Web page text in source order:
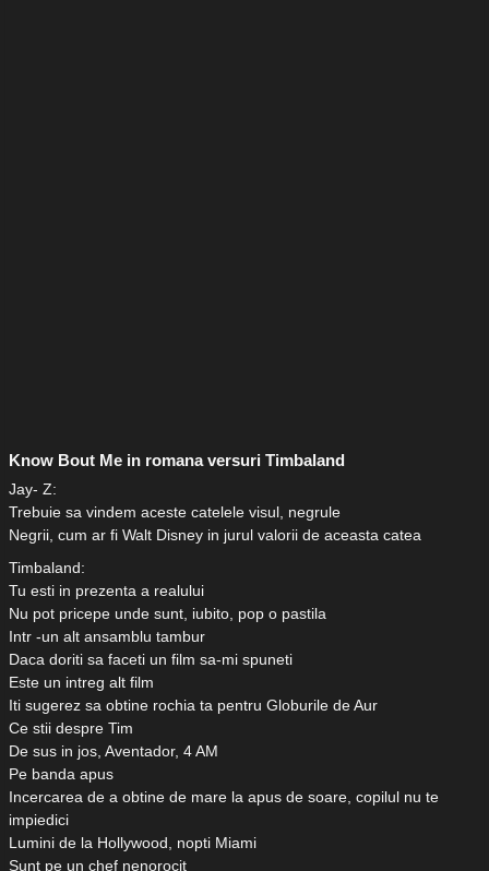
Know Bout Me in romana versuri Timbaland
Jay- Z:
Trebuie sa vindem aceste catelele visul, negrule
Negrii, cum ar fi Walt Disney in jurul valorii de aceasta catea
Timbaland:
Tu esti in prezenta a realului
Nu pot pricepe unde sunt, iubito, pop o pastila
Intr -un alt ansamblu tambur
Daca doriti sa faceti un film sa-mi spuneti
Este un intreg alt film
Iti sugerez sa obtine rochia ta pentru Globurile de Aur
Ce stii despre Tim
De sus in jos, Aventador, 4 AM
Pe banda apus
Incercarea de a obtine de mare la apus de soare, copilul nu te
impiedici
Lumini de la Hollywood, nopti Miami
Sunt pe un chef nenorocit